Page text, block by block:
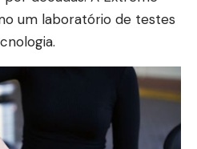
um laboratório de testes